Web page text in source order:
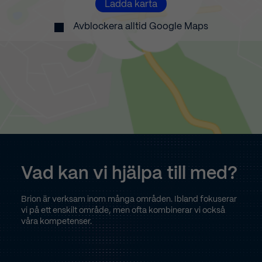
0
9
0
99
0
9
0
9
0
9
0
99
0
Ladda karta
Avblockera alltid Google Maps
Vad kan vi hjälpa till med?
Brion är verksam inom många områden. Ibland fokuserar
vi på ett enskilt område, men ofta kombinerar vi också
våra kompetenser.